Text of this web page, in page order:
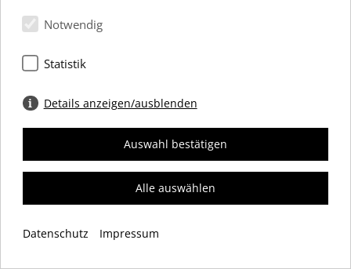
+49 (0) 30 66 69 12 27
DATENSCHUTZ
Notwendig
Statistik
Details anzeigen/ausblenden
Auswahl bestätigen
Alle auswählen
Datenschutz Impressum